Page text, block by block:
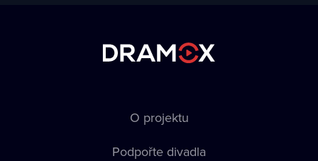
O projektu
Podpořte divadla